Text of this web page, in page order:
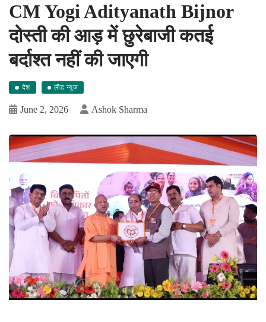
CM Yogi Adityanath Bijnor
दोस्ती की आड़ में छुरेबाजी कतई
बर्दाश्त नहीं की जाएगी
देश लीड न्यूज
June 2, 2026 Ashok Sharma